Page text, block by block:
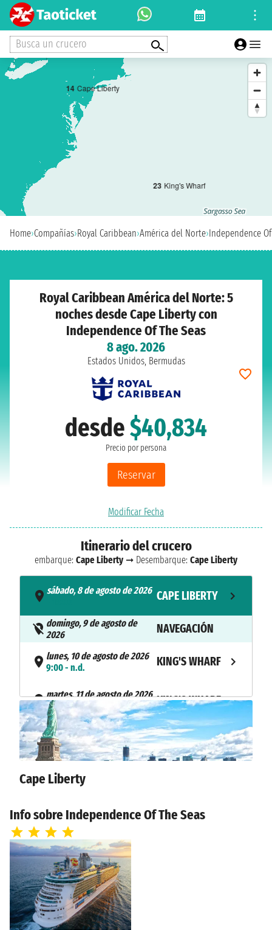
Busca un crucero
14 Cape Liberty
23 King's Wharf
Home›Compañías›Royal Caribbean›América del Norte›Independence
Royal Caribbean América del Norte: 5
noches desde Cape Liberty con
Independence Of The Seas
8 ago. 2026
Estados Unidos, Bermudas
desde$40,834
Precio por persona
Reservar
Modificar Fecha
Itinerario del crucero
embarque: Cape Liberty ➞ Desembarque: Cape Liberty
sábado, 8 de agosto de 2026 CAPE LIBERTY
domingo, 9 de agosto de
2026
NAVEGACIÓN
lunes, 10 de agosto de 2026
9:00 - n.d.
KING'S WHARF
martes, 11 de agosto de 2026
n.d. - 17:00
KING'S WHARF
miércoles, 12 de agosto de
2026
NAVEGACIÓN
jueves, 13 de agosto de 2026
7:00
Cape Liberty
Info sobre Independence Of The Seas